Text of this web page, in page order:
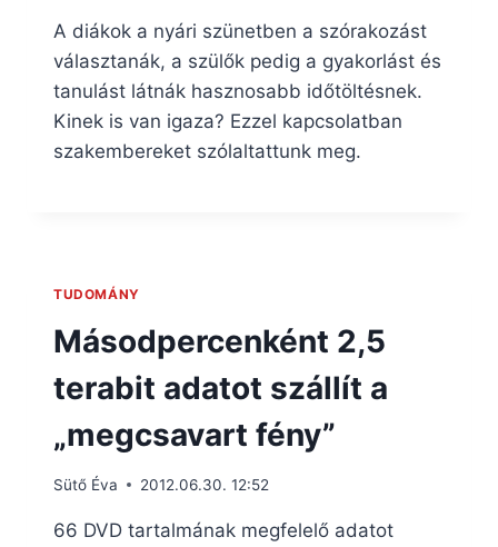
A diákok a nyári szünetben a szórakozást
választanák, a szülők pedig a gyakorlást és
tanulást látnák hasznosabb időtöltésnek.
Kinek is van igaza? Ezzel kapcsolatban
szakembereket szólaltattunk meg.
TUDOMÁNY
Másodpercenként 2,5
terabit adatot szállít a
„megcsavart fény”
Sütő Éva 2012.06.30. 12:52
66 DVD tartalmának megfelelő adatot